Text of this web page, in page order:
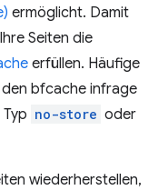
ermöglicht. Damit
Seiten die
erfüllen. Häufige
bfcache infrage
no-store oder
wiederherstellen,